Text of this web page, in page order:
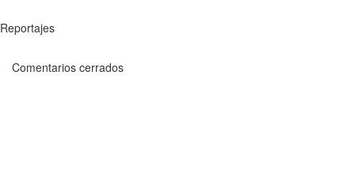
Reportajes
Comentarios cerrados